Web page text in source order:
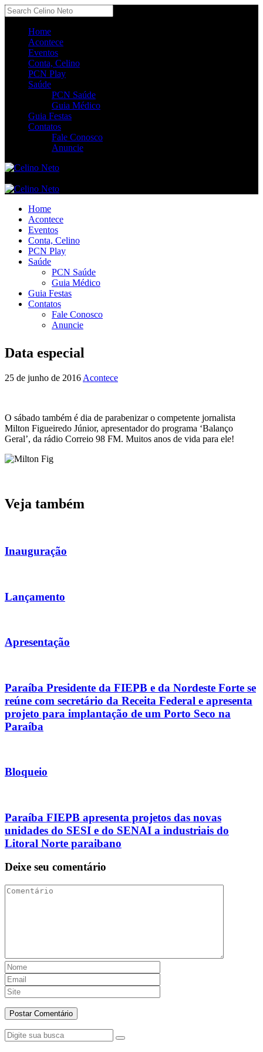
Home
Acontece
Eventos
Conta, Celino
PCN Play
Saúde
PCN Saúde
Guia Médico
Guia Festas
Contatos
Fale Conosco
Anuncie
Home
Acontece
Eventos
Conta, Celino
PCN Play
Saúde
PCN Saúde
Guia Médico
Guia Festas
Contatos
Fale Conosco
Anuncie
Data especial
25 de junho de 2016 Acontece
O sábado também é dia de parabenizar o competente jornalista
Milton Figueiredo Júnior, apresentador do programa ‘Balanço
Geral’, da rádio Correio 98 FM. Muitos anos de vida para ele!
Veja também
Inauguração
Lançamento
Apresentação
Paraíba Presidente da FIEPB e da Nordeste Forte se
reúne com secretário da Receita Federal e apresenta
projeto para implantação de um Porto Seco na
Paraíba
Bloqueio
Paraíba FIEPB apresenta projetos das novas
unidades do SESI e do SENAI a industriais do
Litoral Norte paraibano
Deixe seu comentário